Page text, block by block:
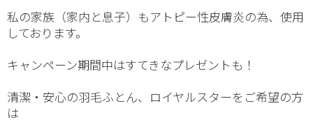
私の家族（家内と息子）もアトピー性皮膚炎の為、使用
しております。
キャンペーン期間中はすてきなプレゼントも！
清潔・安心の羽毛ふとん、ロイヤルスターをご希望の方
は